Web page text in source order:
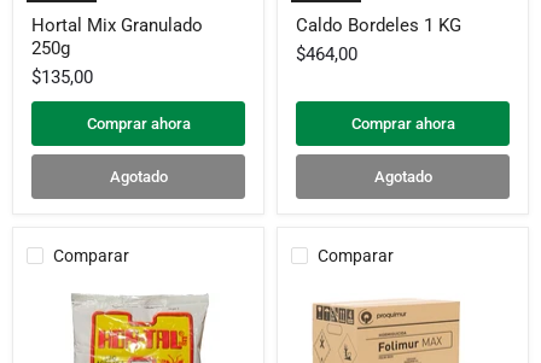
Mix
Granulado
250g
Hortal Mix Granulado
250g
$135,00
Comprar ahora
Agotado
Bordeles
1
KG
Caldo Bordeles 1 KG
$464,00
Comprar ahora
Agotado
Comparar Comparar